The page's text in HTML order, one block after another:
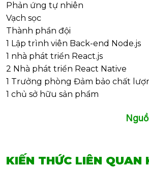
Phản ứng tự nhiên
Vạch sọc
Thành phần đội
1 Lập trình viên Back-end Node.js
1 nhà phát triển React.js
2 Nhà phát triển React Native
1 Trưởng phòng Đảm bảo chất
1 chủ sở hữu sản phẩm
KIẾN THỨC LIÊN QUAN